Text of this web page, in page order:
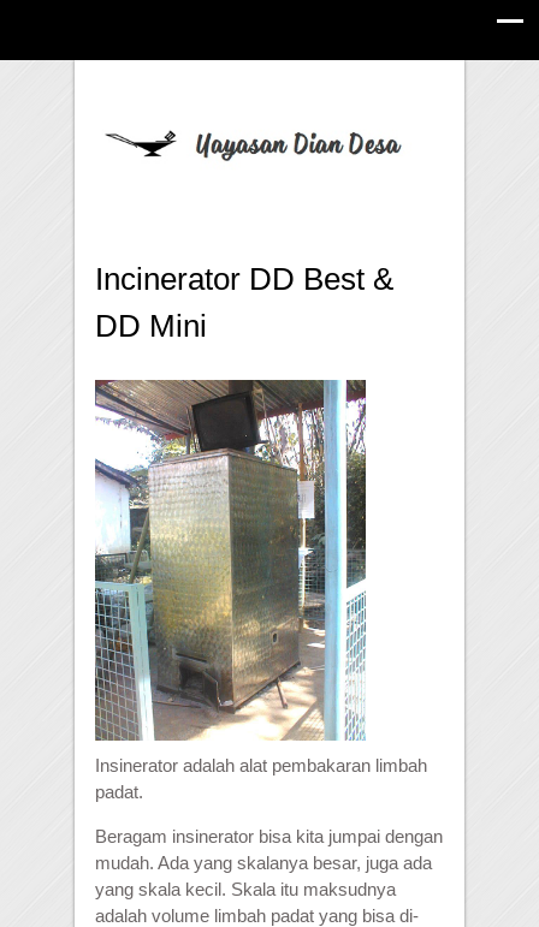
Incinerator DD Best &
DD Mini
Insinerator adalah alat pembakaran limbah
padat.
Beragam insinerator bisa kita jumpai dengan
mudah. Ada yang skalanya besar, juga ada
yang skala kecil. Skala itu maksudnya
adalah volume limbah padat yang bisa di-